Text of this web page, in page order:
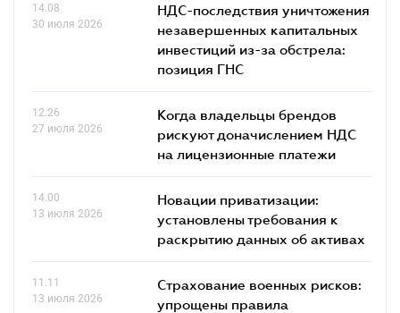
14.08
30 июля 2026
НДС-последствия уничтожения
незавершенных капитальных
инвестиций из-за обстрела:
позиция ГНС
12.26
27 июля 2026
Когда владельцы брендов
рискуют доначислением НДС
на лицензионные платежи
14.00
13 июля 2026
Новации приватизации:
установлены требования к
раскрытию данных об активах
11.11
13 июля 2026
Страхование военных рисков:
упрощены правила